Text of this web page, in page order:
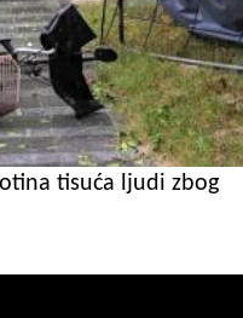
tisuća ljudi zbog